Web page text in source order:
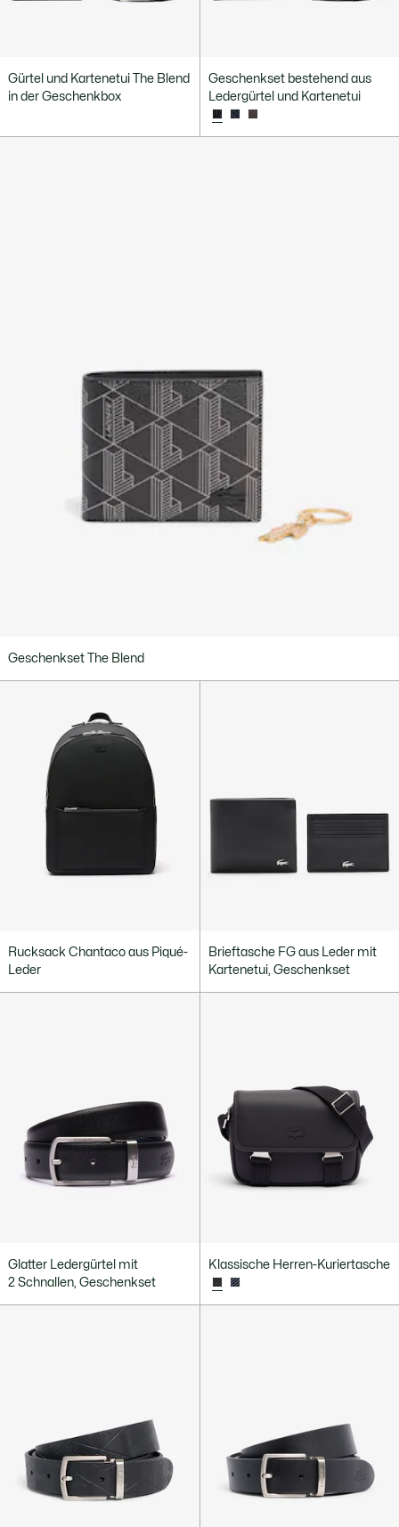
Gürtel und Kartenetui The Blend
in der Geschenkbox
Geschenkset bestehend aus
Ledergürtel und Kartenetui
Geschenkset The Blend
Rucksack Chantaco aus Piqué-
Leder
Brieftasche FG aus Leder mit
Kartenetui, Geschenkset
Glatter Ledergürtel mit
2 Schnallen, Geschenkset
Klassische Herren-Kuriertasche